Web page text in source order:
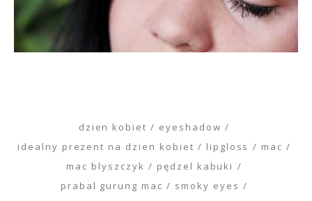
dzien kobiet
eyeshadow
idealny prezent na dzien kobiet
lipgloss
mac
mac blyszczyk
pędzel kabuki
prabal gurung mac
smoky eyes